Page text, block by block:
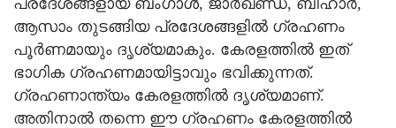
ആസാം തുടങ്ങിയ പ്രദേശങ്ങളിൽ ഗ്രഹണം
പൂർണമായും ദൃശ്യമാകും. കേരളത്തിൽ ഇത്
ഭാഗിക ഗ്രഹണമായിട്ടാവും ഭവിക്കുന്നത്.
ഗ്രഹണാന്ത്യം കേരളത്തിൽ ദൃശ്യമാണ്.
അതിനാൽ തന്നെ ഈ ഗ്രഹണം കേരളത്തിൽ